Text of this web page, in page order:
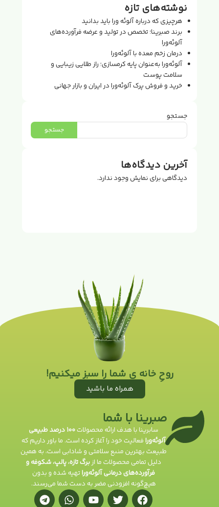
نوشته‌های تازه
هرچیزی که درباره آلوئه ورا باید بدانید
برند صبرینا؛ تخصص در تولید و عرضه فرآورده‌های
آلوئه‌ورا
درمان زخم معده با آلوئه‌ورا
آلوئه‌ورا به‌عنوان پایه کرمسازی؛ راز طلایی زیبایی و
سلامت پوست
خرید و فروش پرک آلوئه‌ورا در ایران و بازار جهانی
جستجو
جستجو
آخرین دیدگاه‌ها
دیدگاهی برای نمایش وجود ندارد.
روحِ خانه ی شما را سبز میکنیم!
همراه ما باشید
صبرینا با شما
سابرینا با هدف ارائه محصولات
۱۰۰ درصد طبیعی
آلوئه‌ورافعالیت خود را آغاز کرده است. ما باور داریم که
طبیعت بهترین منبع سلامتی و شادابی است، به همین
دلیل تمامی محصولات ما ازبرگ تازه، پالپ، شکوفه و
فرآورده‌های درمانی آلوئه‌وراتهیه شده و بدون
هیچ‌گونه افزودنی مضر به دست شما می‌رسند.